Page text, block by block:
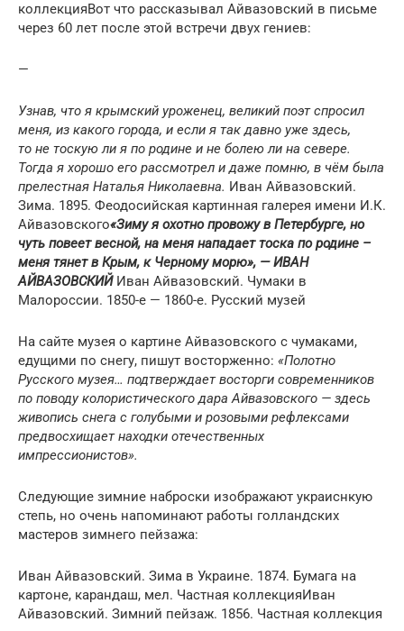
коллекцияВот что рассказывал Айвазовский в письме
через 60 лет после этой встречи двух гениев:
—
Узнав, что я крымский уроженец, великий поэт спросил
меня, из какого города, и если я так давно уже здесь,
то не тоскую ли я по родине и не болею ли на севере.
Тогда я хорошо его рассмотрел и даже помню, в чём была
прелестная Наталья Николаевна. Иван Айвазовский.
Зима. 1895. Феодосийская картинная галерея имени И.К.
Айвазовского«Зиму я охотно провожу в Петербурге, но
чуть повеет весной, на меня нападает тоска по родине –
меня тянет в Крым, к Черному морю», — ИВАН
АЙВАЗОВСКИЙ Иван Айвазовский. Чумаки в
Малороссии. 1850-е — 1860-е. Русский музей
На сайте музея о картине Айвазовского с чумаками,
едущими по снегу, пишут восторженно: «Полотно
Русского музея… подтверждает восторги современников
по поводу колористического дара Айвазовского — здесь
живопись снега с голубыми и розовыми рефлексами
предвосхищает находки отечественных
импрессионистов».
Следующие зимние наброски изображают украиснкую
степь, но очень напоминают работы голландских
мастеров зимнего пейзажа:
Иван Айвазовский. Зима в Украине. 1874. Бумага на
картоне, карандаш, мел. Частная коллекцияИван
Айвазовский. Зимний пейзаж. 1856. Частная коллекция